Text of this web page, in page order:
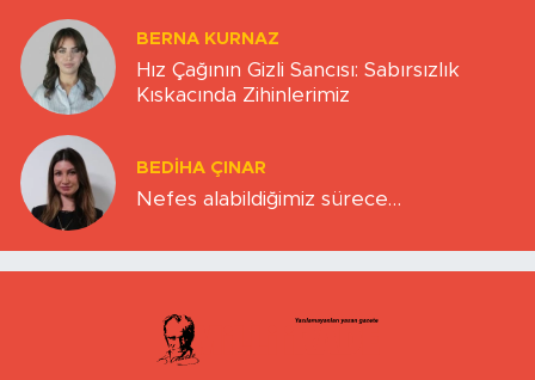
BERNA KURNAZ
Hız Çağının Gizli Sancısı: Sabırsızlık
Kıskacında Zihinlerimiz
BEDIHA ÇINAR
Nefes alabildiğimiz sürece…